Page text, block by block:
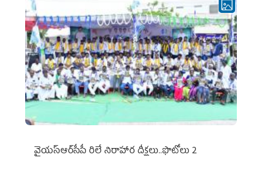
వైయ‌స్ఆర్‌సీపీ రిలే నిరాహార దీక్షలు..ఫొటోలు 2